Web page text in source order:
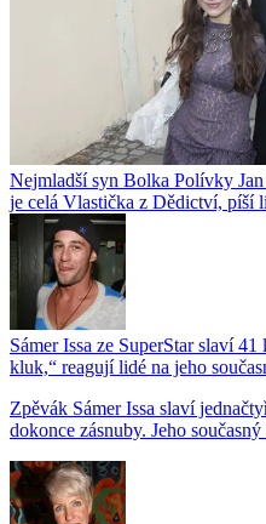
Nejmladší syn Bolka Polívky
je celá Vlastička z Dědictví, píší
Sámer Issa ze SuperStar slaví
kluk,“ reagují lidé na jeho
Zpěvák Sámer Issa slaví
dokonce zásnuby. Jeho